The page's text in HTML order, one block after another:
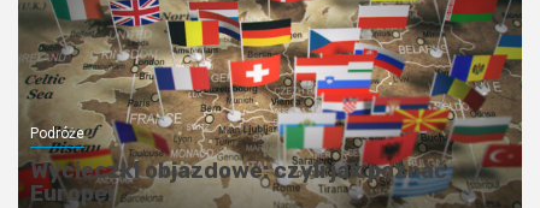
Podróże
Wycieczki objazdowe: czyli jak poznać
Europę!